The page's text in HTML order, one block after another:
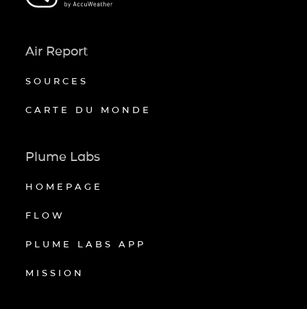
Air Report
SOURCES
CARTE DU MONDE
Plume Labs
HOMEPAGE
FLOW
PLUME LABS APP
MISSION